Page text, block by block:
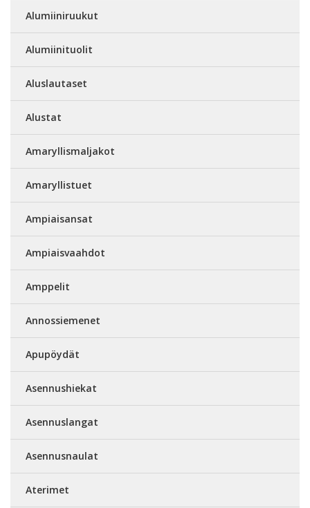
Alumiiniruukut
Alumiinituolit
Aluslautaset
Alustat
Amaryllismaljakot
Amaryllistuet
Ampiaisansat
Ampiaisvaahdot
Amppelit
Annossiemenet
Apupöydät
Asennushiekat
Asennuslangat
Asennusnaulat
Aterimet